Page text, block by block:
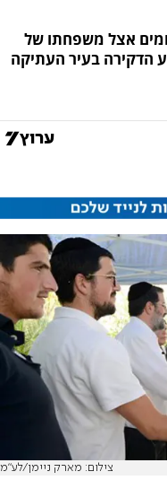
אצל משפחתו של
הדקירה בעיר העתיקה
צילום: מארק ניימן/לע"מ